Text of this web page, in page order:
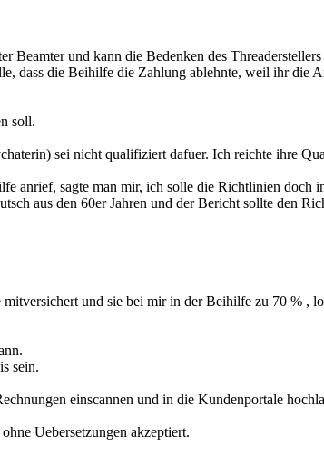
Beamter und kann die Bedenken des
dass die Beihilfe die Zahlung ablehnte, weil ihr die
soll.
sei nicht qualifiziert dafuer. Ich reichte ihre
sagte man mir, ich solle die Richtlinien doch
aus den 60er Jahren und der Bericht sollte den
und sie bei mir in der Beihilfe zu 70 % ,
sein.
einscannen und in die Kundenportale
Uebersetzungen akzeptiert.